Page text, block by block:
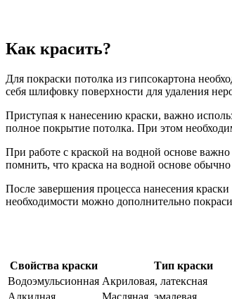
Как красить?
Для покраски потолка из гипсокартона
себя шлифовку поверхности для удаления
Приступая к нанесению краски, важно
полное покрытие потолка. При этом
При работе с краской на водной основе
помнить, что краска на водной основе
После завершения процесса нанесения
необходимости можно дополнительно
Свойства краски Тип краски
Водоэмульсионная Акриловая, латексная
Алкидная
Масляная, эмалевая